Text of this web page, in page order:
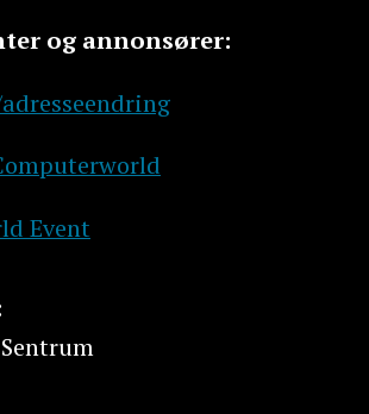
og annonsører:
Event